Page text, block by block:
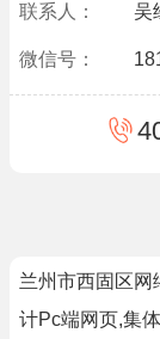
联系人： 吴
微信号：
兰州市西固区网
计Pc端网页,集